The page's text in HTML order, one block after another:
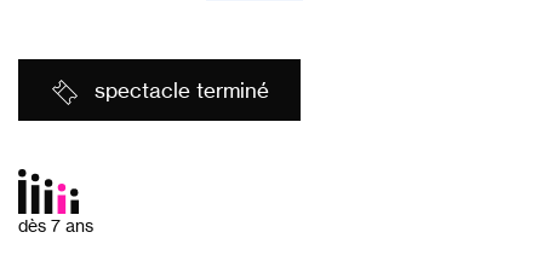
spectacle terminé
dès 7 ans